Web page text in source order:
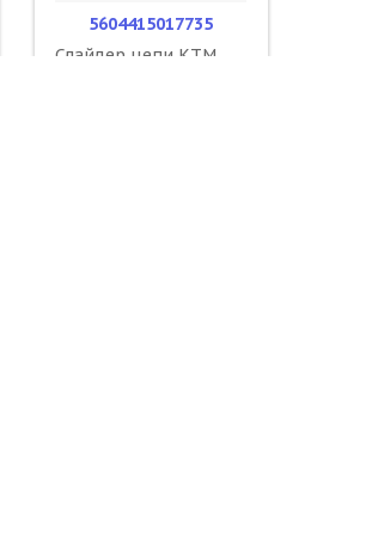
5604415017735
Слайдер цепи KTM